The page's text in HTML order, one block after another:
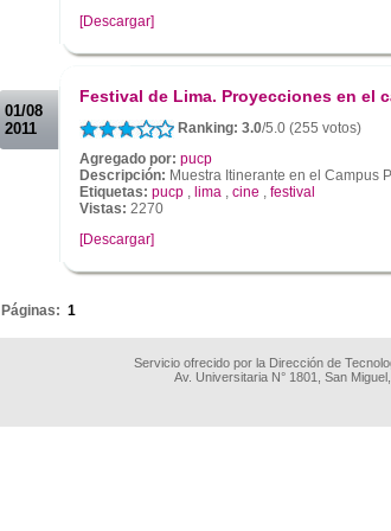
[Descargar]
01/08
2011
Festival de Lima. Proyecciones en el
Ranking: 3.0/5.0 (255 votos)
Agregado por: pucp
Descripción: Muestra Itinerante en el Campus
Etiquetas: pucp , lima , cine , festival
Vistas: 2270
[Descargar]
Páginas: 1
Servicio ofrecido por la Dirección de
Av. Universitaria N° 1801, San